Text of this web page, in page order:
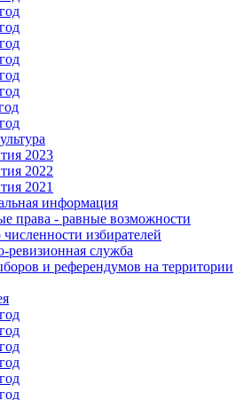
2023
2022
2021
информация
права - равные возможности
избирателей
ревизионная служба
и референдумов на территории